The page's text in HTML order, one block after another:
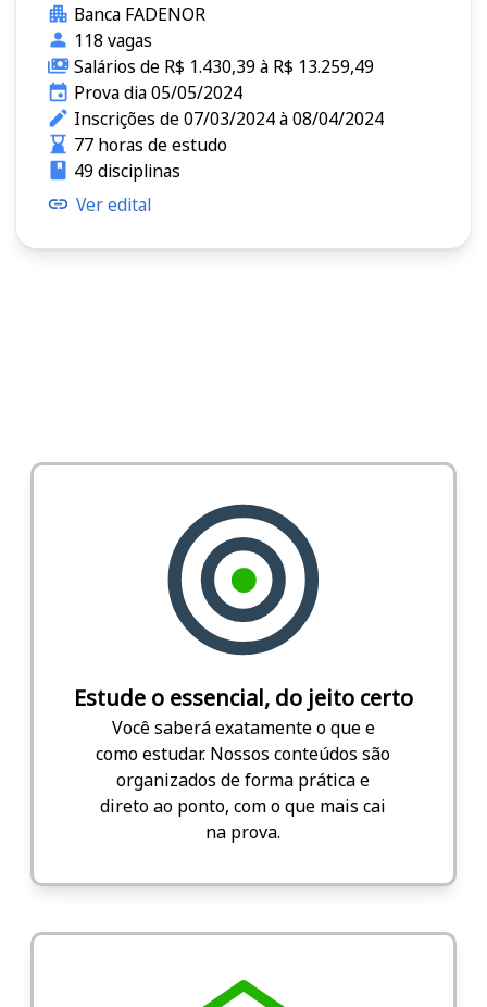
Banca FADENOR
118 vagas
Salários de R$ 1.430,39 à R$ 13.259,49
Prova dia 05/05/2024
Inscrições de 07/03/2024 à 08/04/2024
77 horas de estudo
49 disciplinas
Ver edital
Estude o essencial, do jeito certo
Você saberá exatamente o que e
como estudar. Nossos conteúdos são
organizados de forma prática e
direto ao ponto, com o que mais cai
na prova.